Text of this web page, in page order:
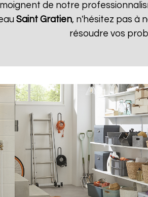
de notre
Saint Gratien, n'hésitez pas à
résoudre vos